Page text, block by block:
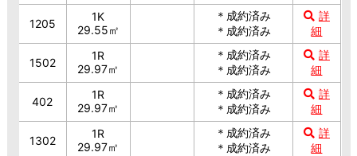
1205
1K
29.55㎡
＊成約済み
＊成約済み
詳
細
1502
1R
29.97㎡
＊成約済み
＊成約済み
詳
細
402
1R
29.97㎡
＊成約済み
＊成約済み
詳
細
1302
1R
29.97㎡
＊成約済み
＊成約済み
詳
細